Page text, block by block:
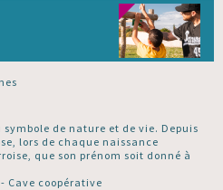
symbole de nature et de vie. Depuis
lors de chaque naissance
que son prénom soit donné à
- Cave coopérative